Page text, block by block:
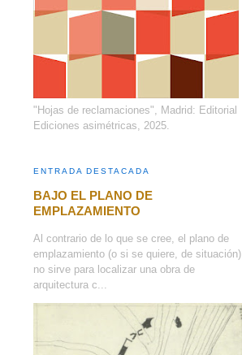
"Hojas de reclamaciones", Madrid: Editorial
Ediciones asimétricas, 2025.
ENTRADA DESTACADA
BAJO EL PLANO DE
EMPLAZAMIENTO
Al contrario de lo que se cree, el plano de
emplazamiento (o si se quiere, de situación)
no sirve para localizar una obra de
arquitectura c...